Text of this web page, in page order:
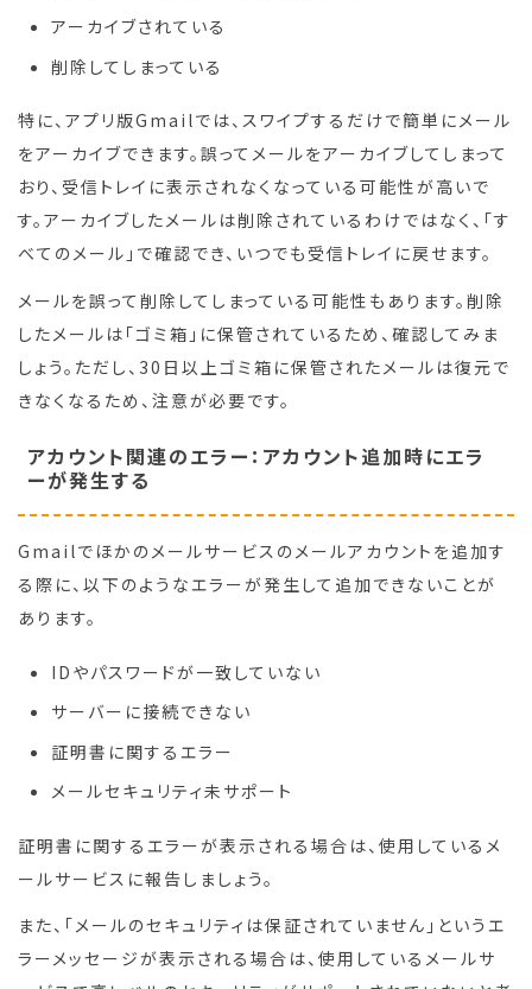
アーカイブされている
削除してしまっている
特に、アプリ版Gmailでは、スワイプするだけで簡単にメール
をアーカイブできます。誤ってメールをアーカイブしてしまって
おり、受信トレイに表示されなくなっている可能性が高いで
す。アーカイブしたメールは削除されているわけではなく、「す
べてのメール」で確認でき、いつでも受信トレイに戻せます。
メールを誤って削除してしまっている可能性もあります。削除
したメールは「ゴミ箱」に保管されているため、確認してみま
しょう。ただし、30日以上ゴミ箱に保管されたメールは復元で
きなくなるため、注意が必要です。
アカウント関連のエラー：アカウント追加時にエラ
ーが発生する
Gmailでほかのメールサービスのメールアカウントを追加す
る際に、以下のようなエラーが発生して追加できないことが
あります。
IDやパスワードが一致していない
サーバーに接続できない
証明書に関するエラー
メールセキュリティ未サポート
証明書に関するエラーが表示される場合は、使用しているメ
ールサービスに報告しましょう。
また、「メールのセキュリティは保証されていません」というエ
ラーメッセージが表示される場合は、使用しているメールサ